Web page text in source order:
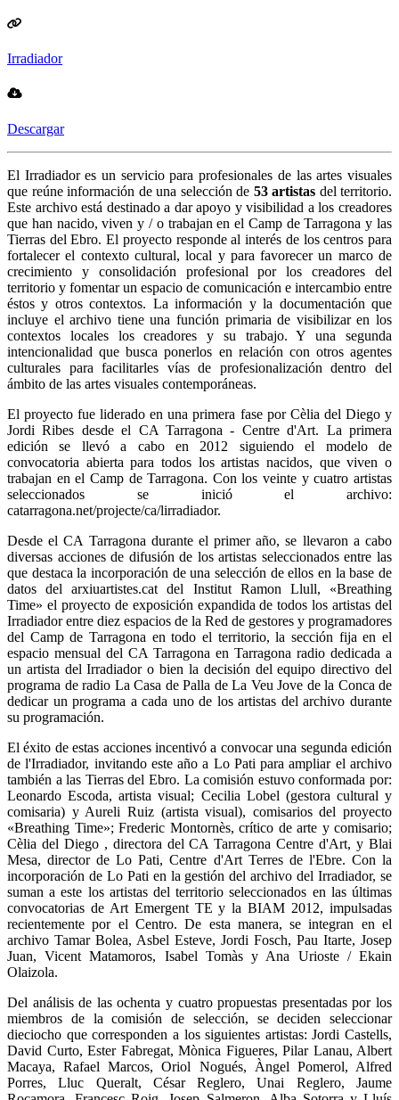
Irradiador
Descargar
El Irradiador es un servicio para profesionales de las artes visuales
que reúne información de una selección de 53 artistas del territorio.
Este archivo está destinado a dar apoyo y visibilidad a los creadores
que han nacido, viven y / o trabajan en el Camp de Tarragona y las
Tierras del Ebro. El proyecto responde al interés de los centros para
fortalecer el contexto cultural, local y para favorecer un marco de
crecimiento y consolidación profesional por los creadores del
territorio y fomentar un espacio de comunicación e intercambio entre
éstos y otros contextos. La información y la documentación que
incluye el archivo tiene una función primaria de visibilizar en los
contextos locales los creadores y su trabajo. Y una segunda
intencionalidad que busca ponerlos en relación con otros agentes
culturales para facilitarles vías de profesionalización dentro del
ámbito de las artes visuales contemporáneas.
El proyecto fue liderado en una primera fase por Cèlia del Diego y
Jordi Ribes desde el CA Tarragona - Centre d'Art. La primera
edición se llevó a cabo en 2012 siguiendo el modelo de
convocatoria abierta para todos los artistas nacidos, que viven o
trabajan en el Camp de Tarragona. Con los veinte y cuatro artistas
seleccionados se inició el archivo:
catarragona.net/projecte/ca/lirradiador.
Desde el CA Tarragona durante el primer año, se llevaron a cabo
diversas acciones de difusión de los artistas seleccionados entre las
que destaca la incorporación de una selección de ellos en la base de
datos del arxiuartistes.cat del Institut Ramon Llull, «Breathing
Time» el proyecto de exposición expandida de todos los artistas del
Irradiador entre diez espacios de la Red de gestores y programadores
del Camp de Tarragona en todo el territorio, la sección fija en el
espacio mensual del CA Tarragona en Tarragona radio dedicada a
un artista del Irradiador o bien la decisión del equipo directivo del
programa de radio La Casa de Palla de La Veu Jove de la Conca de
dedicar un programa a cada uno de los artistas del archivo durante
su programación.
El éxito de estas acciones incentivó a convocar una segunda edición
de l'Irradiador, invitando este año a Lo Pati para ampliar el archivo
también a las Tierras del Ebro. La comisión estuvo conformada por:
Leonardo Escoda, artista visual; Cecilia Lobel (gestora cultural y
comisaria) y Aureli Ruiz (artista visual), comisarios del proyecto
«Breathing Time»; Frederic Montornès, crítico de arte y comisario;
Cèlia del Diego , directora del CA Tarragona Centre d'Art, y Blai
Mesa, director de Lo Pati, Centre d'Art Terres de l'Ebre. Con la
incorporación de Lo Pati en la gestión del archivo del Irradiador, se
suman a este los artistas del territorio seleccionados en las últimas
convocatorias de Art Emergent TE y la BIAM 2012, impulsadas
recientemente por el Centro. De esta manera, se integran en el
archivo Tamar Bolea, Asbel Esteve, Jordi Fosch, Pau Itarte, Josep
Juan, Vicent Matamoros, Isabel Tomàs y Ana Urioste / Ekain
Olaizola.
Del análisis de las ochenta y cuatro propuestas presentadas por los
miembros de la comisión de selección, se deciden seleccionar
dieciocho que corresponden a los siguientes artistas: Jordi Castells,
David Curto, Ester Fabregat, Mònica Figueres, Pilar Lanau, Albert
Macaya, Rafael Marcos, Oriol Nogués, Àngel Pomerol, Alfred
Porres, Lluc Queralt, César Reglero, Unai Reglero, Jaume